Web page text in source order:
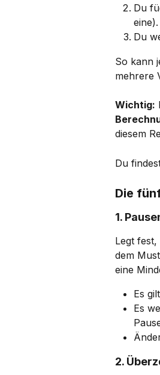
Du
eine).
Du
So kann
mehrere
Wichtig:
diesem
Du
Die
1.
Legt
dem
eine
Es
Es
2.